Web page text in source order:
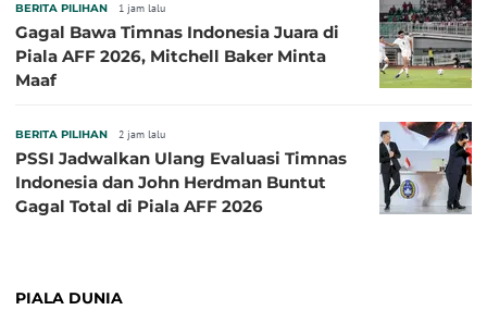
BERITA PILIHAN 1 jam lalu
Gagal Bawa Timnas Indonesia Juara di
Piala AFF 2026, Mitchell Baker Minta
Maaf
BERITA PILIHAN 2 jam lalu
PSSI Jadwalkan Ulang Evaluasi Timnas
Indonesia dan John Herdman Buntut
Gagal Total di Piala AFF 2026
PIALA DUNIA